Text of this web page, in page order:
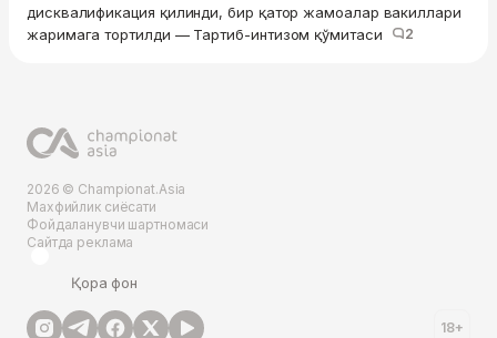
дисквалификация қилинди, бир қатор жамоалар вакиллари
жаримага тортилди — Тартиб-интизом қўмитаси
2
2026 © Championat.Asia
Махфийлик сиёсати
Фойдаланувчи шартномаси
Сайтда реклама
Қора фон
18+